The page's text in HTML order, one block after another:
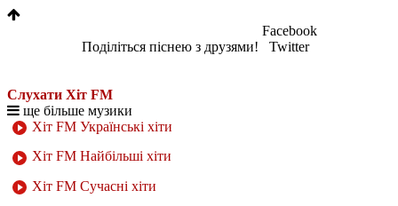
Поділіться піснею з друзями!
Facebook
Twitter
Слухати Хіт FM
ще більше музики
Хіт FM Українські хіти
Хіт FM Найбільші хіти
Хіт FM Сучасні хіти